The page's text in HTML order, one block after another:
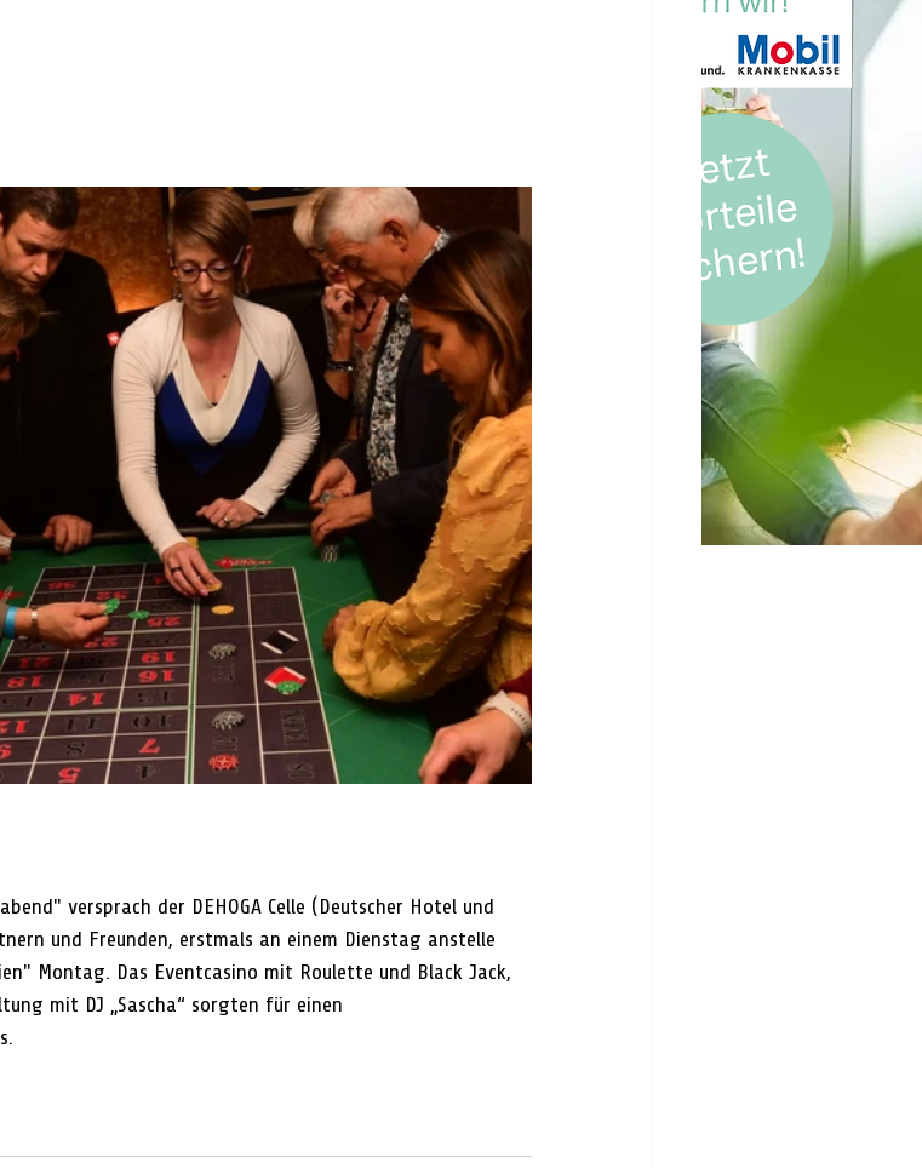
versprach der DEHOGA Celle (Deutscher Hotel und
und Freunden, erstmals an einem Dienstag anstelle
Montag. Das Eventcasino mit Roulette und Black Jack,
mit DJ „Sascha“ sorgten für einen